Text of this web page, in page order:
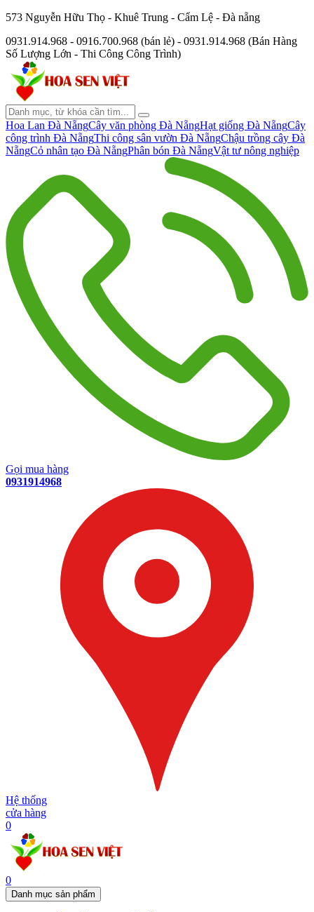
573 Nguyễn Hữu Thọ - Khuê Trung - Cẩm Lệ - Đà nẵng
0931.914.968 - 0916.700.968 (bán lẻ) - 0931.914.968 (Bán Hàng
Số Lượng Lớn - Thi Công Công Trình)
Hoa Lan Đà NẵngCây văn phòng Đà NẵngHạt giống Đà NẵngCây
công trình Đà NẵngThi công sân vườn Đà NẵngChậu trồng cây Đà
NẵngCỏ nhân tạo Đà NẵngPhân bón Đà NẵngVật tư nông nghiệp
Gọi mua hàng
0931914968
Hệ thống
cửa hàng
0
0
Danh mục sản phẩm